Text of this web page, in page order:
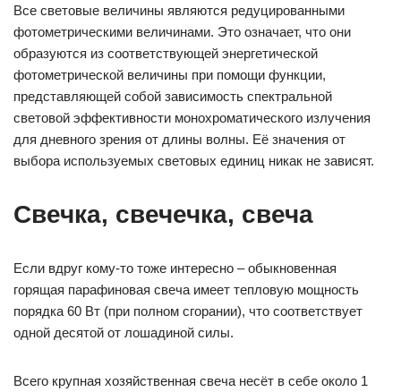
Все световые величины являются редуцированными
фотометрическими величинами. Это означает, что они
образуются из соответствующей энергетической
фотометрической величины при помощи функции,
представляющей собой зависимость спектральной
световой эффективности монохроматического излучения
для дневного зрения от длины волны. Её значения от
выбора используемых световых единиц никак не зависят.
Свечка, свечечка, свеча
Если вдруг кому-то тоже интересно – обыкновенная
горящая парафиновая свеча имеет тепловую мощность
порядка 60 Вт (при полном сгорании), что соответствует
одной десятой от лошадиной силы.
Всего крупная хозяйственная свеча несёт в себе около 1